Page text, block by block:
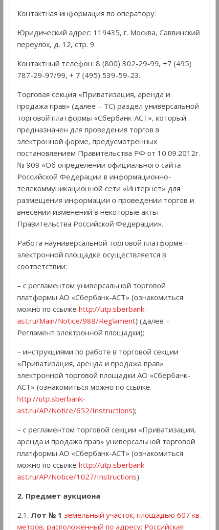
Контактная информация по оператору:
Юридический адрес: 119435, г. Москва, Саввинский
переулок, д. 12, стр. 9.
Контактный телефон: 8 (800) 302-29-99, +7 (495)
787-29-97/99, + 7 (495) 539-59-23.
Торговая секция «Приватизация, аренда и
продажа прав» (далее – ТС) раздел универсальной
торговой платформы «Сбербанк-АСТ», который
предназначен для проведения торгов в
электронной форме, предусмотренных
постановлением Правительства РФ от 10.09.2012г.
№ 909 «Об определении официального сайта
Российской Федерации в информационно-
телекоммуникационной сети «Интернет» для
размещения информации о проведении торгов и
внесении изменений в некоторые акты
Правительства Российской Федерации».
Работа науниверсальной торговой платформе –
электронной площадке осуществляется в
соответствии:
– с регламентом универсальной торговой
платформы АО «Сбербанк-АСТ» (ознакомиться
можно по ссылке http://utp.sberbank-
ast.ru/Main/Notice/988/Reglament) (далее –
Регламент электронной площадки);
– инструкциями по работе в торговой секции
«Приватизация, аренда и продажа прав»
электронной торговой площадки АО «Сбербанк-
АСТ» (ознакомиться можно по ссылке
http://utp.sberbank-
ast.ru/AP/Notice/652/Instructions);
– с регламентом торговой секции «Приватизация,
аренда и продажа прав» универсальной торговой
платформы АО «Сбербанк-АСТ» (ознакомиться
можно по ссылке http://utp.sberbank-
ast.ru/AP/Notice/1027/Instructions).
2. Предмет аукциона
2.1. Лот № 1 земельный участок, площадью 607 кв.
метров, расположенный по адресу: Российская